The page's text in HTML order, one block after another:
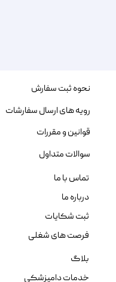
نحوه ثبت سفارش
رویه های ارسال سفارشات
قوانین و مقررات
سوالات متداول
تماس با ما
درباره ما
ثبت شکایات
فرصت های شغلی
بلاگ
خدمات دامپزشکی